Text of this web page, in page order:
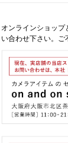
オンラインショッ
い合わせ下さい。